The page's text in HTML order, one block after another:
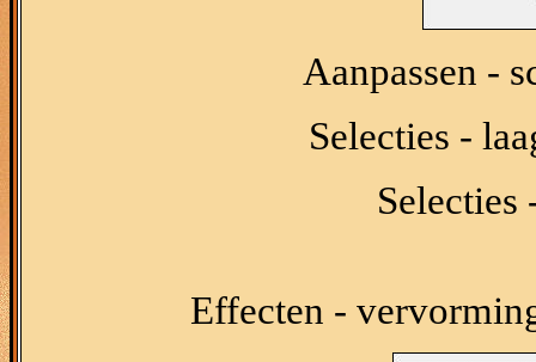
Aanpassen -
Selecties -
Selecties
Effecten -